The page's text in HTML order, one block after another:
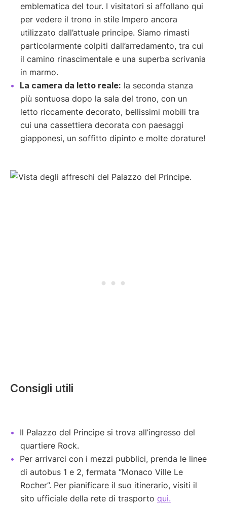
emblematica del tour. I visitatori si affollano qui
per vedere il trono in stile Impero ancora
utilizzato dall’attuale principe. Siamo rimasti
particolarmente colpiti dall’arredamento, tra cui
il camino rinascimentale e una superba scrivania
in marmo.
La camera da letto reale: la seconda stanza
più sontuosa dopo la sala del trono, con un
letto riccamente decorato, bellissimi mobili tra
cui una cassettiera decorata con paesaggi
giapponesi, un soffitto dipinto e molte dorature!
Consigli utili
Il Palazzo del Principe si trova all’ingresso del
quartiere Rock.
Per arrivarci con i mezzi pubblici, prenda le linee
di autobus 1 e 2, fermata “Monaco Ville Le
Rocher”. Per pianificare il suo itinerario, visiti il
sito ufficiale della rete di trasporto qui.